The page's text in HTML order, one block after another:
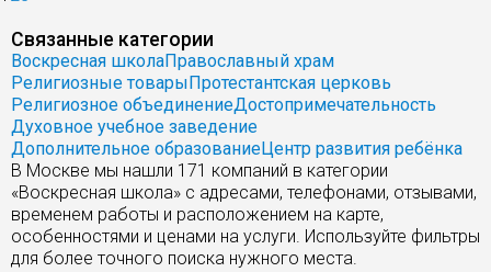
Связанные категории
Воскресная школаПравославный храм
Религиозные товарыПротестантская церковь
Религиозное объединениеДостопримечательность
Духовное учебное заведение
Дополнительное образованиеЦентр развития ребёнка
В Москве мы нашли 171 компаний в категории
«Воскресная школа» с адресами, телефонами, отзывами,
временем работы и расположением на карте,
особенностями и ценами на услуги. Используйте фильтры
для более точного поиска нужного места.